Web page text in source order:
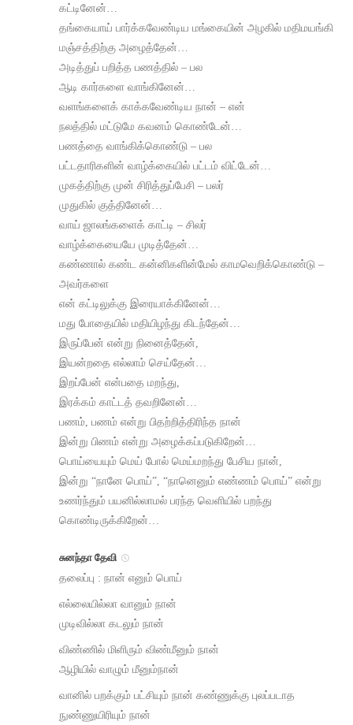
கட்டினேன்…
தங்கையாய் பார்க்கவேண்டிய மங்கையின் அழகில் மதிமயங்கி
மஞ்சத்திற்கு அழைத்தேன்…
அடித்துப் பறித்த பணத்தில் – பல
ஆடி கார்களை வாங்கினேன்…
வளங்களைக் காக்கவேண்டிய நான் – என்
நலத்தில் மட்டுமே கவனம் கொண்டேன்…
பணத்தை வாங்கிக்கொண்டு – பல
பட்டதாரிகளின் வாழ்க்கையில் பட்டம் விட்டேன்…
முகத்திற்கு முன் சிரித்துப்பேசி – பலர்
முதுகில் குத்தினேன்…
வாய் ஜாலங்களைக் காட்டி – சிலர்
வாழ்க்கையையே முடித்தேன்…
கண்ணால் கண்ட கன்னிகளின்மேல் காமவெறிக்கொண்டு –
அவர்களை
என் கட்டிலுக்கு இரையாக்கினேன்…
மது போதையில் மதியிழந்து கிடந்தேன்…
இருப்பேன் என்று நினைத்தேன்,
இயன்றதை எல்லாம் செய்தேன்…
இறப்பேன் என்பதை மறந்து,
இரக்கம் காட்டத் தவறினேன்…
பணம், பணம் என்று பிதற்றித்திரிந்த நான்
இன்று பிணம் என்று அழைக்கப்படுகிறேன்…
பொய்யையும் மெய் போல் மெய்மறந்து பேசிய நான்,
இன்று “நானே பொய்”, “நானெனும் எண்ணம் பொய்” என்று
உணர்ந்தும் பயனில்லாமல் பரந்த வெளியில் பறந்து
கொண்டிருக்கிறேன்…
சுனந்தா தேவி
தலைப்பு : நான் எனும் பொய்
எல்லையில்லா வானும் நான்
முடிவில்லா கடலும் நான்
விண்ணில் மிளிரும் விண்மீனும் நான்
ஆழியில் வாழும் மீனும்‌நான்
வானில்‌ பறக்கும் பட்சியும் நான் கண்ணுக்கு புலப்படாத
நுண்ணுயிரியும் நான்